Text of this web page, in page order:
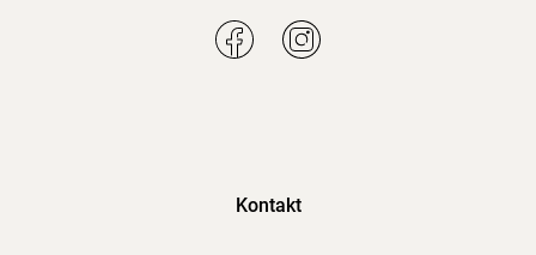
Kontakt